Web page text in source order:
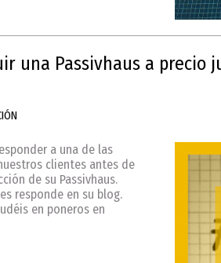
una Passivhaus a precio
a una de las
clientes antes de
de su Passivhaus.
responde en su blog.
en poneros en